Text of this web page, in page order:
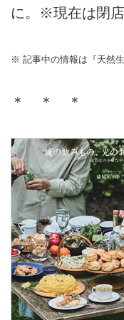
に。※現在は閉店
※ 記事中の情報は『天然
＊ ＊ ＊